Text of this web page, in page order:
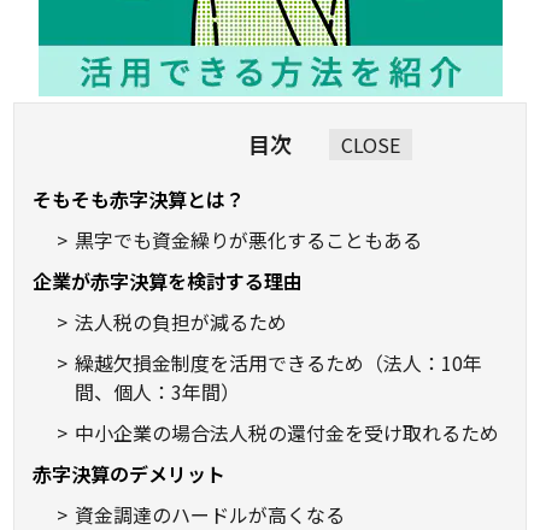
目次
CLOSE
そもそも赤字決算とは？
黒字でも資金繰りが悪化することもある
企業が赤字決算を検討する理由
法人税の負担が減るため
繰越欠損金制度を活用できるため（法人：10年
間、個人：3年間）
中小企業の場合法人税の還付金を受け取れるため
赤字決算のデメリット
資金調達のハードルが高くなる